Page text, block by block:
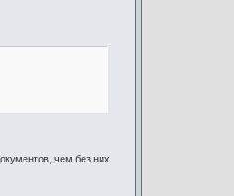
чем без них